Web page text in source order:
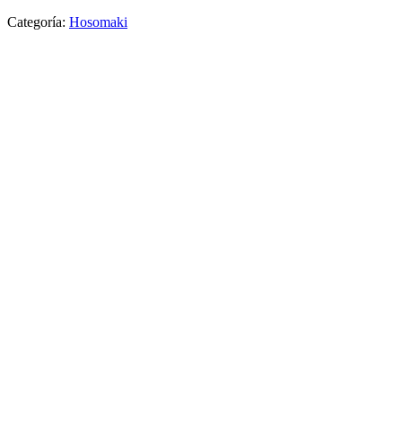
Categoría: Hosomaki